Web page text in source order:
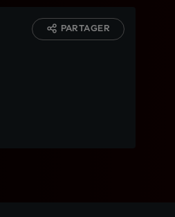
PARTAGER